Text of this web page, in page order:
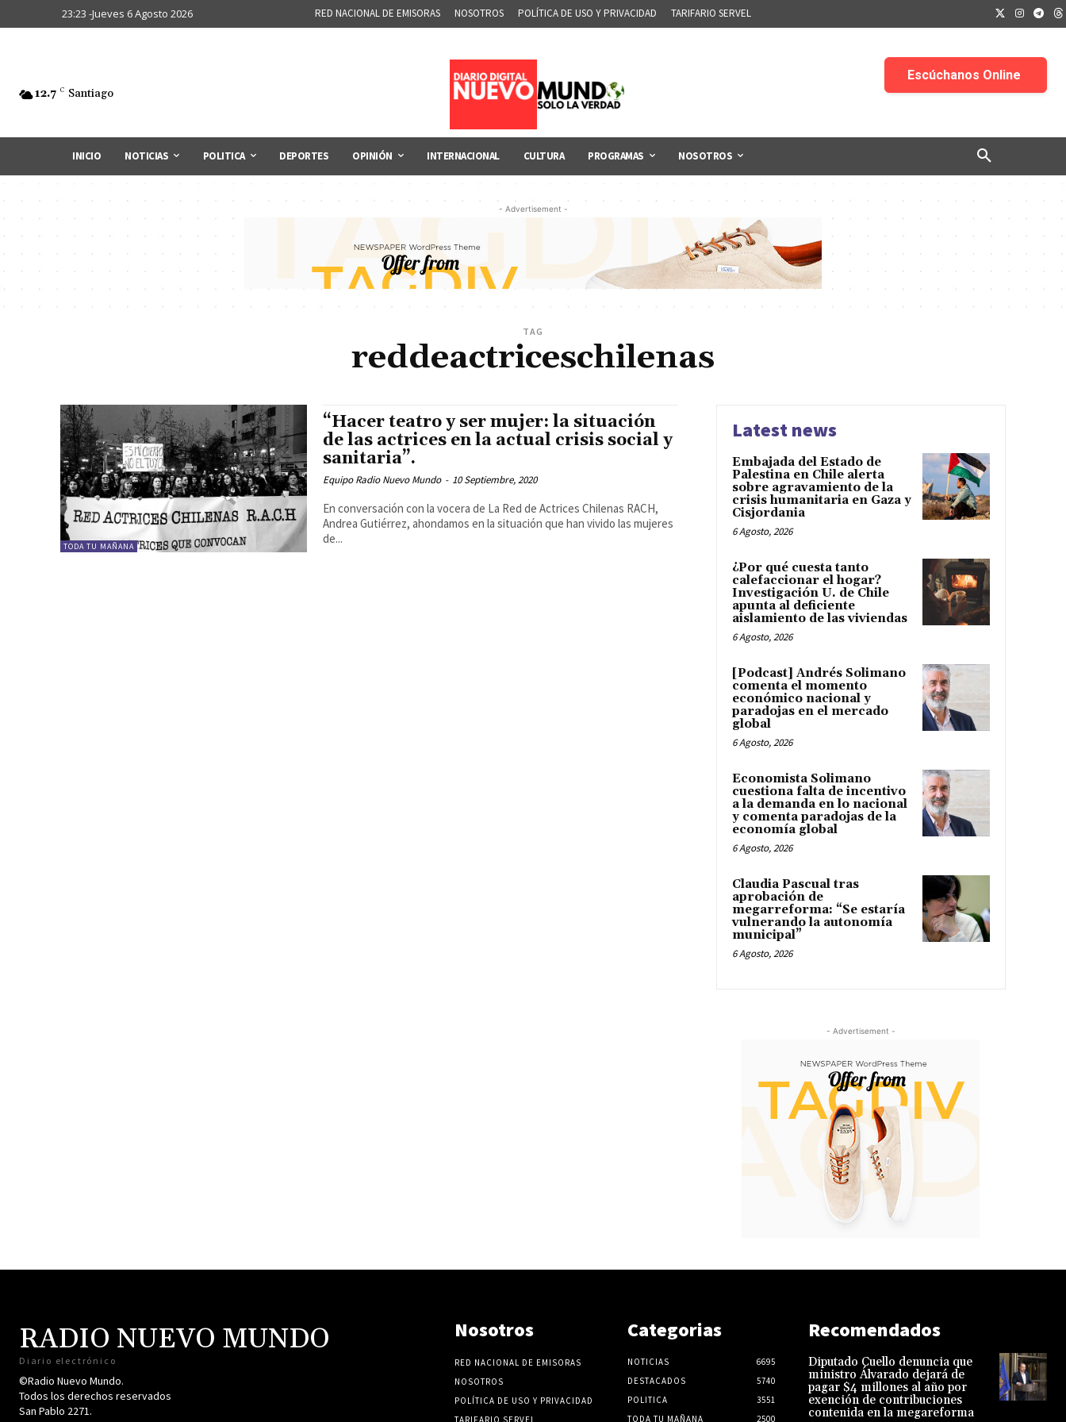
23:23 -Jueves 6 Agosto 2026 RED NACIONAL DE EMISORAS NOSOTROS POLÍTICA DE USO Y PRIVACIDAD TARIFARIO SERVEL
12.7 C Santiago
INICIO NOTICIAS POLITICA DEPORTES OPINIÓN INTERNACIONAL CULTURA PROGRAMAS NOSOTROS
- Advertisement -
TAG
reddeactriceschilenas
TODA TU MAÑANA
“Hacer teatro y ser mujer: la situación
de las actrices en la actual crisis social y
sanitaria”.
Equipo Radio Nuevo Mundo - 10 Septiembre, 2020
En conversación con la vocera de La Red de Actrices Chilenas RACH,
Andrea Gutiérrez, ahondamos en la situación que han vivido las mujeres
de...
Latest news
Embajada del Estado de
Palestina en Chile alerta
sobre agravamiento de la
crisis humanitaria en Gaza y
Cisjordania
6 Agosto, 2026
¿Por qué cuesta tanto
calefaccionar el hogar?
Investigación U. de Chile
apunta al deficiente
aislamiento de las viviendas
6 Agosto, 2026
[Podcast] Andrés Solimano
comenta el momento
económico nacional y
paradojas en el mercado
global
6 Agosto, 2026
Economista Solimano
cuestiona falta de incentivo
a la demanda en lo nacional
y comenta paradojas de la
economía global
6 Agosto, 2026
Claudia Pascual tras
aprobación de
megarreforma: “Se estaría
vulnerando la autonomía
municipal”
6 Agosto, 2026
- Advertisement -
RADIO NUEVO MUNDO
Diario electrónico
©Radio Nuevo Mundo.
Todos los derechos reservados
San Pablo 2271.
Nosotros
RED NACIONAL DE EMISORAS
NOSOTROS
POLÍTICA DE USO Y PRIVACIDAD
TARIFARIO SERVEL
Categorias
NOTICIAS
6695
DESTACADOS
5740
POLITICA
3551
TODA TU MAÑANA
2500
Recomendados
Diputado Cuello denuncia que
ministro Álvarado dejará de
pagar $4 millones al año por
exención de contribuciones
contenida en la megareforma